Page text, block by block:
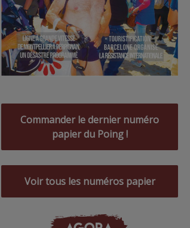
Commander le dernier numéro
papier du Poing !
Voir tous les numéros papier